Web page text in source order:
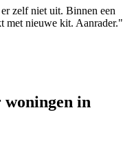
zelf niet uit. Binnen een
met nieuwe kit. Aanrader."
woningen in